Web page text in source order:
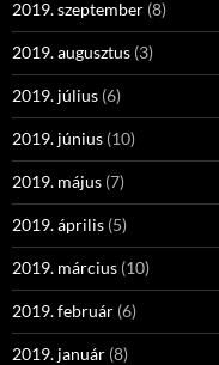
2019. szeptember (8)
2019. augusztus (3)
2019. július (6)
2019. június (10)
2019. május (7)
2019. április (5)
2019. március (10)
2019. február (6)
2019. január (8)